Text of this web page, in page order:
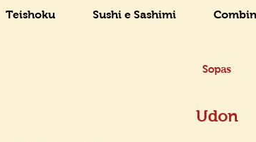
Teishoku Sushi e Sashimi
Sopas
Udon